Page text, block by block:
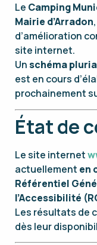
Le Camping
Mairie d’Arradon
d’amélioration
site internet.
Unschéma
est en cours
prochainement
État de
Le site internet
actuellement en
Référentiel
l’Accessibilité
Les résultats de
dès leur